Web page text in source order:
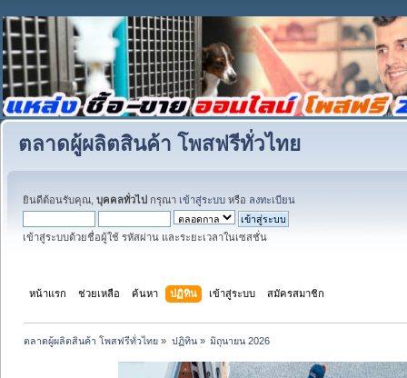
ตลาดผู้ผลิตสินค้า โพสฟรีทั่วไทย
ยินดีต้อนรับคุณ, บุคคลทั่วไป กรุณา เข้าสู่ระบบ หรือ ลงทะเบียน
เข้าสู่ระบบด้วยชื่อผู้ใช้ รหัสผ่าน และระยะเวลาในเซสชั่น
หน้าแรก ช่วยเหลือ ค้นหา ปฏิทิน เข้าสู่ระบบ สมัครสมาชิก
ตลาดผู้ผลิตสินค้า โพสฟรีทั่วไทย » ปฏิทิน» มิถุนายน 2026